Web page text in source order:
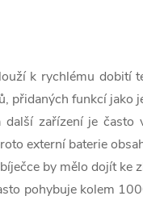
k rychlému dobití
přidaných funkcí jako
další zařízení je
externí baterie
by mělo dojít ke
pohybuje kolem